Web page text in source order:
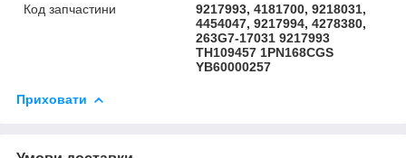
Код запчастини
9217993, 4181700, 9218031,
4454047, 9217994, 4278380,
263G7-17031 9217993
TH109457 1PN168CGS
YB60000257
Приховати